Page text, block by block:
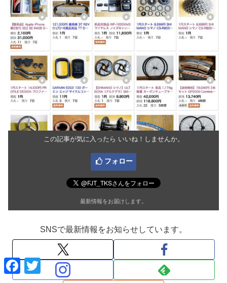
この記事が気に入ったら いいね！しませんか。
フォロー
最新情報をお届けします。
SNSで最新情報をお知らせしています。
F
c
T
i